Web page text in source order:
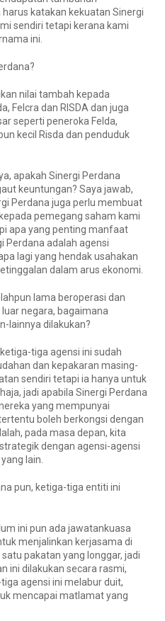
katakan kekuatan Sinergi
sendiri tetapi kerana kami
ini.
nilai tambah kepada
Felcra dan RISDA dan juga
seperti peneroka Felda,
kecil Risda dan penduduk
apakah Sinergi Perdana
keuntungan? Saya jawab,
Perdana juga perlu membuat
pemegang saham kami
apa yang penting manfaat
Perdana adalah agensi
lagi yang hendak usahakan
dalam arus ekonomi.
lama beroperasi dan
negara, bagaimana
lainnya dilakukan?
ketiga-tiga agensi ini sudah
dan kepakaran masing-
sendiri tetapi ia hanya untuk
jadi apabila Sinergi Perdana
yang mempunyai
boleh berkongsi dengan
pada masa depan, kita
dengan agensi-agensi
lain.
pun, ketiga-tiga entiti ini
ini pun ada jawatankuasa
menjalinkan kerjasama di
pakatan yang longgar, jadi
ini dilakukan secara rasmi,
agensi ini melabur duit,
mencapai matlamat yang